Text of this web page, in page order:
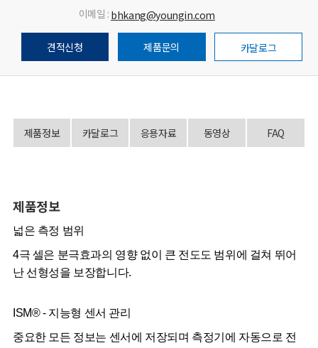
이메일 : bhkang@youngin.com
견적신청 제품문의 카달로그
제품정보 카달로그 응용자료 동영상 FAQ
제품정보
넓은 측정 범위
4극 셀은 분극효과의 영향 없이 큰 전도도 범위에 걸쳐 뛰어
난 선형성을 보장합니다.
ISM® - 지능형 센서 관리
중요한 모든 정보는 센서에 저장되며 측정기에 자동으로 전